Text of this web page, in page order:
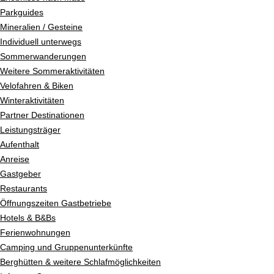
Parkguides
Mineralien / Gesteine
Individuell unterwegs
Sommerwanderungen
Weitere Sommeraktivitäten
Velofahren & Biken
Winteraktivitäten
Partner Destinationen
Leistungsträger
Aufenthalt
Anreise
Gastgeber
Restaurants
Öffnungszeiten Gastbetriebe
Hotels & B&Bs
Ferienwohnungen
Camping und Gruppenunterkünfte
Berghütten & weitere Schlafmöglichkeiten